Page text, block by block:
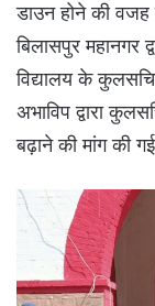
डाउन होने की वजह
बिलासपुर महानगर
विद्यालय के
अभाविप द्वारा
बढ़ाने की मांग की